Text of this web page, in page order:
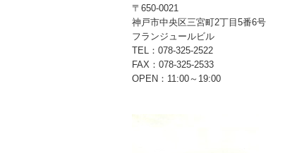
〒650-0021
神戸市中央区三宮町2丁目5番6号
フランジュールビル
TEL：078-325-2522
FAX：078-325-2533
OPEN：11:00～19:00